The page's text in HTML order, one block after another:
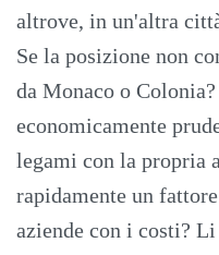
altrove, in un'altra
Se la posizione non
da Monaco o
economicamente
legami con la propria
rapidamente un
aziende con i costi?